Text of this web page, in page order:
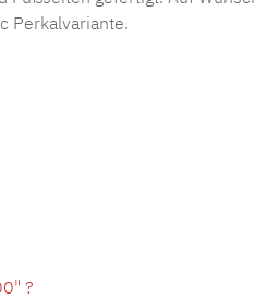
Perkalvariante.
?